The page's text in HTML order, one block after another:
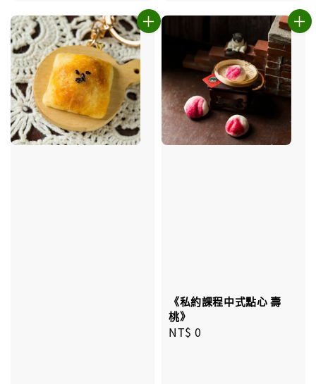
《私約課程中式點心 壽
桃》
Regular
NT$ 0